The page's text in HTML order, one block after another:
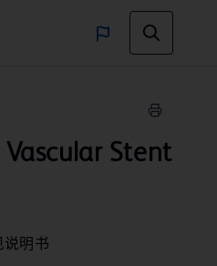
Stent
说明书